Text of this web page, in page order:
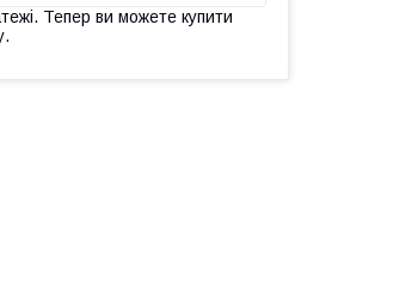
Тепер ви можете купити